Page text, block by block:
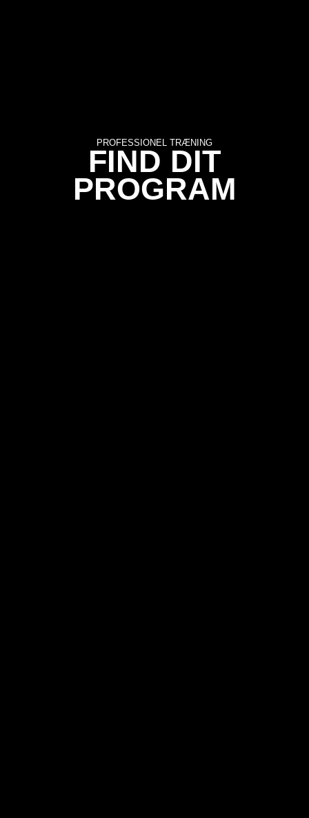
PROFESSIONEL TRÆNING
FIND DIT
PROGRAM